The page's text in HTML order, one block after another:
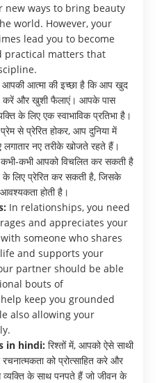
new ways to bring beauty
world. However, your
lead you to become
practical matters that
आपकी आत्मा की इच्छा है कि आप खुद
करें और खुशी फैलाएं। आपके पास
के लिए एक स्वाभाविक प्रतिभा है।
से प्रेरित होकर, आप दुनिया में
नए तरीके खोजते रहते हैं।
कभी-कभी आपको विचलित कर सकती है
के लिए प्रेरित कर सकती है, जिसके
होती है।
In relationships, you need
and appreciates your
someone who shares
and supports your
partner should be able
bouts of
keep you grounded
also allowing your
in hindi: रिश्तों में, आपको ऐसे साथी
को प्रोत्साहित करे और
के साथ पनपते हैं जो जीवन के